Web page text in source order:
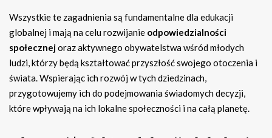
Wszystkie te zagadnienia są fundamentalne dla edukacji
globalnej i mają na celu rozwijanie odpowiedzialności
społecznejoraz aktywnego obywatelstwa wśród młodych
ludzi, którzy będą kształtować przyszłość swojego otoczenia i
świata. Wspierając ich rozwój w tych dziedzinach,
przygotowujemy ich do podejmowania świadomych decyzji,
które wpływają na ich lokalne społeczności i na całą planetę.